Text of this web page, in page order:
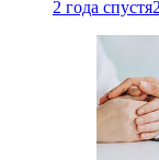
2 года спустя